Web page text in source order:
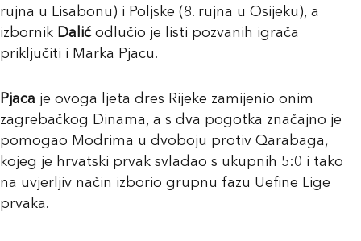
rujna u Lisabonu) i Poljske (8. rujna u Osijeku), a
izbornik Dalićodlučio je listi pozvanih igrača
priključiti i Marka Pjacu.
Pjaca je ovoga ljeta dres Rijeke zamijenio onim
zagrebačkog Dinama, a s dva pogotka značajno je
pomogao Modrima u dvoboju protiv Qarabaga,
kojeg je hrvatski prvak svladao s ukupnih 5:0 i tako
na uvjerljiv način izborio grupnu fazu Uefine Lige
prvaka.